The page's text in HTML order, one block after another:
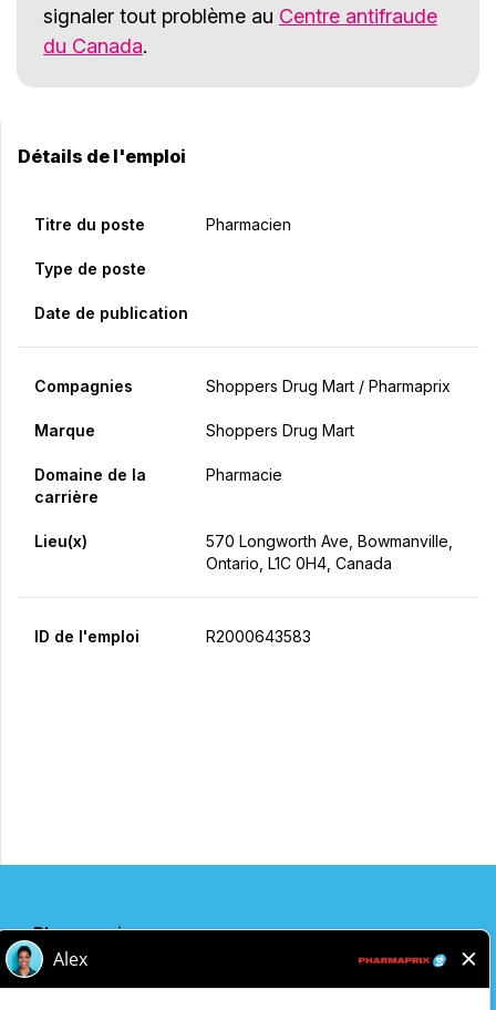
signaler tout problème au Centre antifraude
du Canada.
Détails de l'emploi
Titre du poste Pharmacien
Type de poste
Date de publication
Compagnies Shoppers Drug Mart / Pharmaprix
Marque Shoppers Drug Mart
Domaine de la
carrière
Pharmacie
Lieu(x)
570 Longworth Ave, Bowmanville,
Ontario, L1C 0H4, Canada
ID de l'emploi R2000643583
Pharmaprix
Adresse de l'entreprise
243 Consumers Road